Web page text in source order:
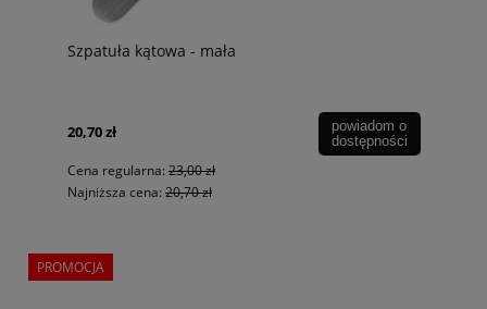
Szpatuła kątowa - mała
20,70 zł
Cena regularna: 23,00 zł
Najniższa cena: 20,70 zł
powiadom o
dostępności
PROMOCJA